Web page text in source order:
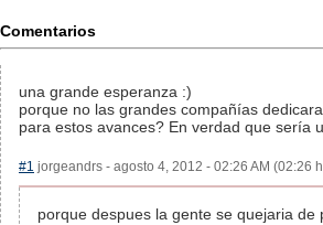
Comentarios
una grande esperanza :)
porque no las grandes compañías
para estos avances? En verdad que sería
#1 jorgeandrs - agosto 4, 2012 - 02:26 AM (02:26
porque despues la gente se quejaria de